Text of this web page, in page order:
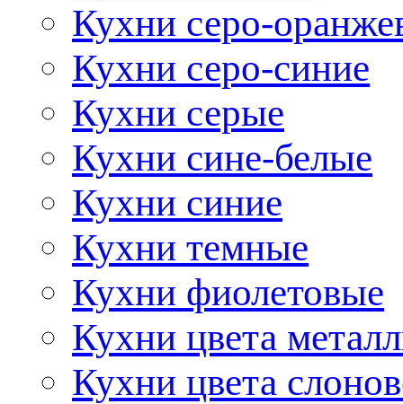
Кухни серо-
Кухни серо-синие
Кухни серые
Кухни сине-белые
Кухни синие
Кухни темные
Кухни фиолетовые
Кухни цвета
Кухни цвета